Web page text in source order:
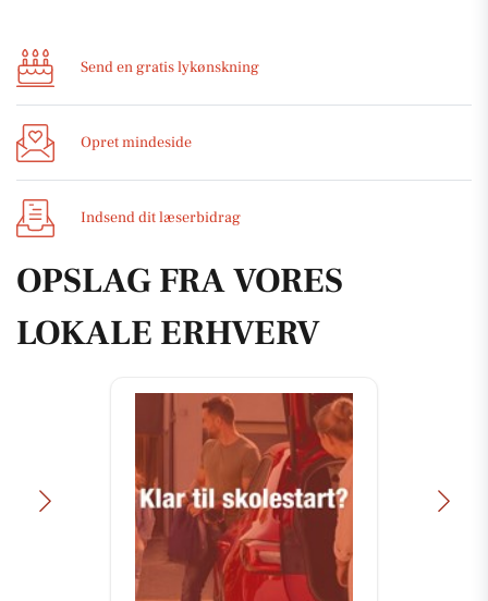
Send en gratis lykønskning
Opret mindeside
Indsend dit læserbidrag
OPSLAG FRA VORES
LOKALE ERHVERV